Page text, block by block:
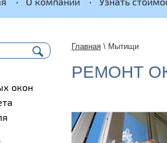
О компании Узнать
окон
Главная \ Мытищи
РЕМОНТ